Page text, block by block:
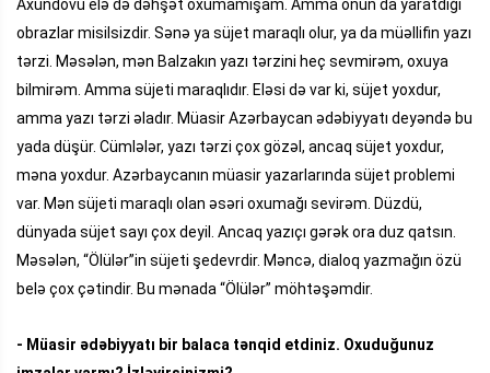
Axundovu elə də dəhşət oxumamışam. Amma onun da yaratdığı
obrazlar misilsizdir. Sənə ya süjet maraqlı olur, ya da müəllifin yazı
tərzi. Məsələn, mən Balzakın yazı tərzini heç sevmirəm, oxuya
bilmirəm. Amma süjeti maraqlıdır. Eləsi də var ki, süjet yoxdur,
amma yazı tərzi əladır. Müasir Azərbaycan ədəbiyyatı deyəndə bu
yada düşür. Cümlələr, yazı tərzi çox gözəl, ancaq süjet yoxdur,
məna yoxdur. Azərbaycanın müasir yazarlarında süjet problemi
var. Mən süjeti maraqlı olan əsəri oxumağı sevirəm. Düzdü,
dünyada süjet sayı çox deyil. Ancaq yazıçı gərək ora duz qatsın.
Məsələn, “Ölülər”in süjeti şedevrdir. Məncə, dialoq yazmağın özü
belə çox çətindir. Bu mənada “Ölülər” möhtəşəmdir.
- Müasir ədəbiyyatı bir balaca tənqid etdiniz. Oxuduğunuz